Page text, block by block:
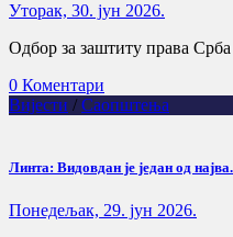
Уторак, 30. јун 2026.
Одбор за заштиту права
0 Коментари
Вијести / Саопштења
Линта: Видовдан је један од
Понедељак, 29. јун 2026.